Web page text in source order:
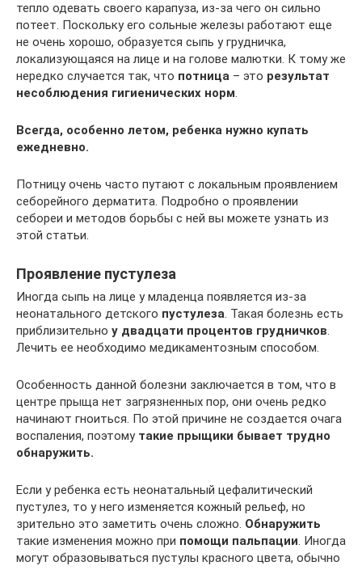
тепло одевать своего карапуза, из-за чего он сильно
потеет. Поскольку его сольные железы работают еще
не очень хорошо, образуется сыпь у грудничка,
локализующаяся на лице и на голове малютки. К тому же
нередко случается так, что потница – это результат
несоблюдения гигиенических норм.
Всегда, особенно летом, ребенка нужно купать
ежедневно.
Потницу очень часто путают с локальным проявлением
себорейного дерматита. Подробно о проявлении
себореи и методов борьбы с ней вы можете узнать из
этой статьи.
Проявление пустулеза
Иногда сыпь на лице у младенца появляется из-за
неонатального детского пустулеза. Такая болезнь есть
приблизительно у двадцати процентов грудничков.
Лечить ее необходимо медикаментозным способом.
Особенность данной болезни заключается в том, что в
центре прыща нет загрязненных пор, они очень редко
начинают гноиться. По этой причине не создается очага
воспаления, поэтому такие прыщики бывает трудно
обнаружить.
Если у ребенка есть неонатальный цефалитический
пустулез, то у него изменяется кожный рельеф, но
зрительно это заметить очень сложно. Обнаружить
такие изменения можно при помощи пальпации. Иногда
могут образовываться пустулы красного цвета, обычно